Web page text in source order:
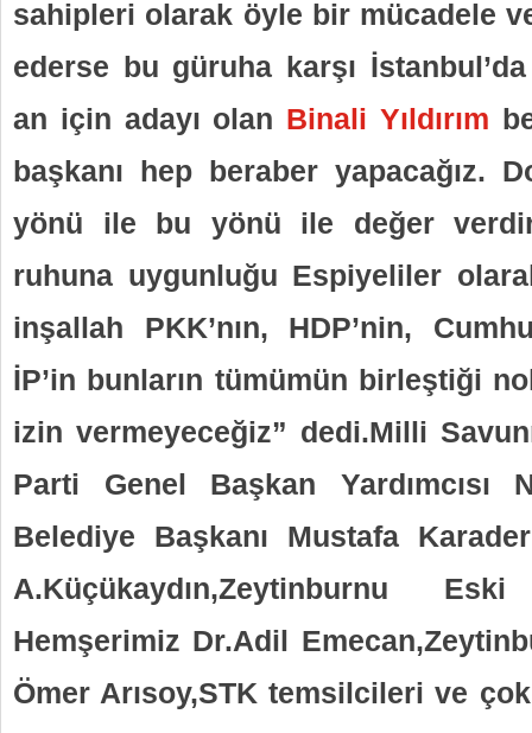
sahipleri olarak öyle bir mücadele
ederse bu güruha karşı
an için adayı olan Binali Yıldırım
başkanı hep beraber yapacağız.
yönü ile bu yönü ile değer
ruhuna uygunluğu Espiyeliler
inşallah PKK’nın, HDP’nin,
İP’in bunların tümümün birleştiği
izin vermeyeceğiz” dedi.Milli
Parti Genel Başkan Yardımcısı
Belediye Başkanı Mustafa
A.Küçükaydın,Zeytinburnu
Hemşerimiz Dr.Adil
Ömer Arısoy,STK temsilcileri ve